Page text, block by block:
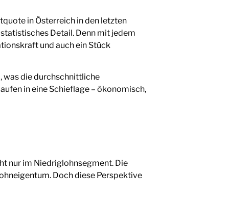
in Österreich in den letzten
Detail. Denn mit jedem
und auch ein Stück
was die durchschnittliche
in eine Schieflage – ökonomisch,
nur im Niedriglohnsegment. Die
Doch diese Perspektive